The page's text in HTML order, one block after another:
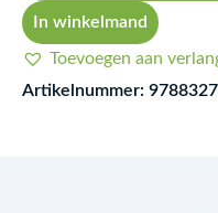
In winkelmand
Toevoegen aan
Artikelnummer: